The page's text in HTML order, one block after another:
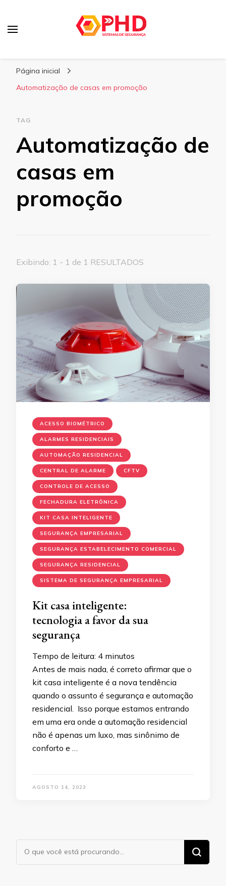
Página inicial
Automatização de casas em promoção
TAG
Automatização de
casas em
promoção
Exibindo: 1 - 1 de 1 RESULTADOS
ACESSO BIOMÉTRICO
ALARMES RESIDENCIAIS
AUTOMAÇÃO RESIDENCIAL
CENTRAL DE ALARME CFTV
CONTROLE DE ACESSO
FECHADURA ELETRÔNICA
KIT CASA INTELIGENTE
SEGURANÇA EMPRESARIAL
SEGURANÇA ESTABELECIMENTO COMERCIAL
SEGURANÇA RESIDENCIAL
SISTEMA DE SEGURANÇA EMPRESARIAL
Kit casa inteligente:
tecnologia a favor da sua
segurança
Tempo de leitura: 4 minutos
Antes de mais nada, é correto afirmar que o
kit casa inteligente é a nova tendência
quando o assunto é segurança e automação
residencial. Isso porque estamos entrando
em uma era onde a automação residencial
não é apenas um luxo, mas sinônimo de
conforto e …
AGOSTO 14, 2023
Procurando
algo?